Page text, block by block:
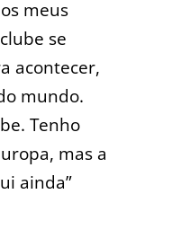
meus
se
acontecer,
mundo.
Tenho
mas a
ainda”